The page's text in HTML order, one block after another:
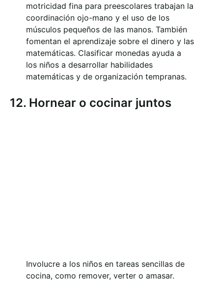
motricidad fina para preescolares trabajan la
coordinación ojo-mano y el uso de los
músculos pequeños de las manos. También
fomentan el aprendizaje sobre el dinero y las
matemáticas. Clasificar monedas ayuda a
los niños a desarrollar habilidades
matemáticas y de organización tempranas.
12. Hornear o cocinar juntos
Involucre a los niños en tareas sencillas de
cocina, como remover, verter o amasar.